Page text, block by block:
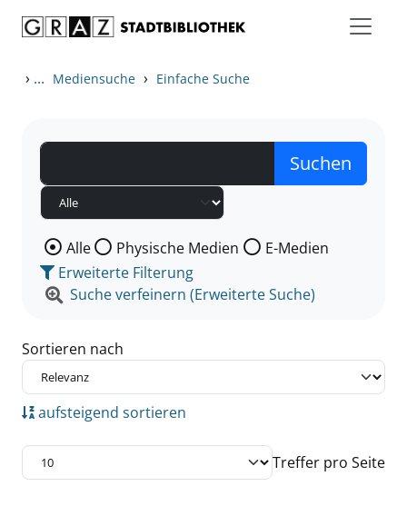
› ... Mediensuche › Einfache Suche
Wählen Sie die Medienart nach der Sie suchen wollen.
Alle Physische Medien
E-Medien
Erweiterte Filterung
Suche verfeinern (Erweiterte Suche)
Sortieren nach
aufsteigend sortieren
Treffer pro Seite